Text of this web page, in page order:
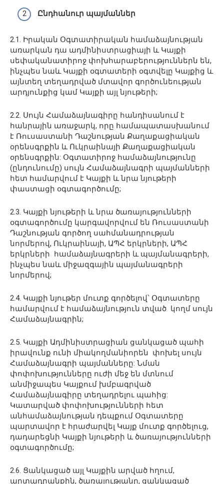
Ընդհանուր պայմաններ
2.1. Իրական Օգտատիրական համաձայնության
առարկան դա ադմինիստրացիայի և Կայքի
սեփականատիրոջ փոխհարաբերություններն են,
ինչպես նաև Կայքի օգտատերի օգտվելը Կայքից և
այնտեղ տեղադրված մտավոր գործունեության
արդյունքից կամ Կայքի այլ նյութերի;
2.2. Սույն Համաձայնագիրը հանդիսանում է
հանրային առաջարկ, որը համապատասխանում
է Ռուսաստանի Դաշնության Քաղաքացիական
օրենսգրքին և Ուկրաինայի Քաղաքացիական
օրենսգրքին: Օգտատիրոջ համաձայնությունը
(ընդունումը) սույն Համաձայնագրի պայմանների
հետ համարվում է Կայքի և նրա նյութերի
փաստացի օգտագործումը;
2.3. Կայքի նյութերի և նրա ծառայությունների
օգտագործումը կարգավորվում են Ռուսաստանի
Դաշնության գործող սահմանադրության
նորմերով, Ուկրաինայի, ԱՊՀ երկրների, ԱՊՀ
երկրների համաձայնագրերի և պայմանագրերի,
ինչպես նաև միջազգային պայմանագրերի
նորմերով;
2.4. Կայքի նյութեր մուտք գործելով՝ Օգտատերը
համարվում է համաձայնություն տված կողմ սույն
Համաձայնագրին;
2.5. Կայքի Ադմինիստրացիան ցանկացած պահի
իրավունք ունի միակողմանիորեն փոխել սույն
Համաձայնագրի պայմանները: Նման
փոփոխությունները ուժի մեջ են մտնում
անմիջապես Կայքում խմբագրված
Համաձայնագիրը տեղադրելու պահից:
Կատարված փոփոխությունների հետ
անհամաձայնության դեպքում Օգտատերը
պարտավոր է հրաժարվել Կայք մուտք գործելուց,
դադարեցնի Կայքի նյութերի և ծառայությունների
օգտագործումը;
2.6. Ցանկացած այլ Կայքին արված հղում,
արտադրանքին, ծառայությանը, ցանկացած